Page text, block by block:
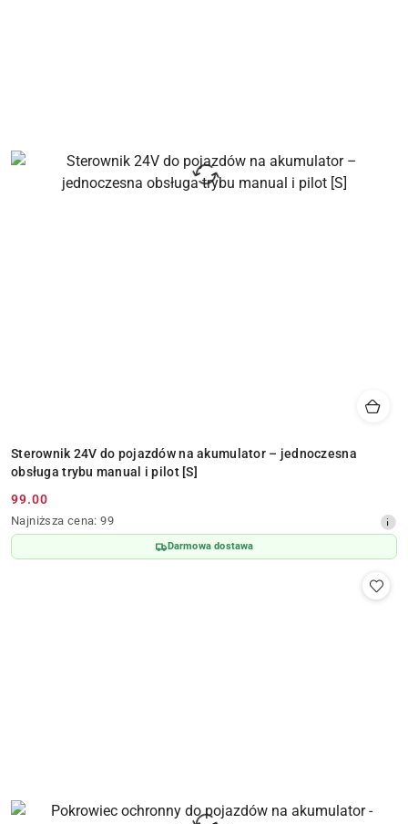
Sterownik 24V do pojazdów na akumulator – jednoczesna
obsługa trybu manual i pilot [S]
Cena
promocyjna:
99.00
Najniższa
cena
z
Najniższa cena: 99
Darmowa dostawa